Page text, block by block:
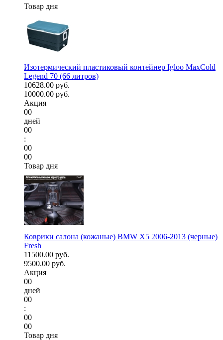
Товар дня
Изотермический пластиковый контейнер Igloo MaxCold
Legend 70 (66 литров)
10628.00 руб.
10000.00 руб.
Акция
00
дней
00
:
00
00
Товар дня
Коврики салона (кожаные) BMW X5 2006-2013 (черные)
Fresh
11500.00 руб.
9500.00 руб.
Акция
00
дней
00
:
00
00
Товар дня